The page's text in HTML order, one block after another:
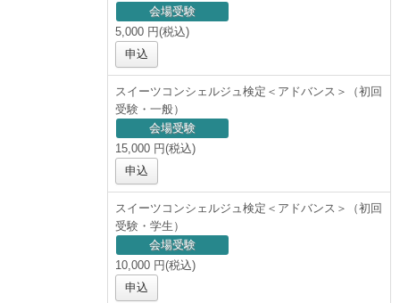
会場受験
5,000 円(税込)
申込
スイーツコンシェルジュ検定＜アドバンス＞（初回
受験・一般）
会場受験
15,000 円(税込)
申込
スイーツコンシェルジュ検定＜アドバンス＞（初回
受験・学生）
会場受験
10,000 円(税込)
申込